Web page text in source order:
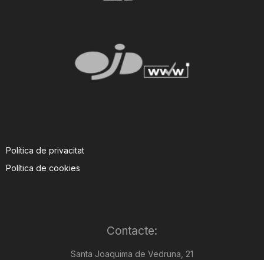
Política de privacitat
Política de cookies
Contacte:
Santa Joaquima de Vedruna, 21